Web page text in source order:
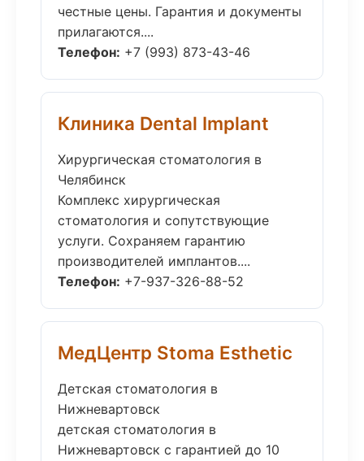
честные цены. Гарантия и документы
прилагаются....
Телефон: +7 (993) 873-43-46
Клиника Dental Implant
Хирургическая стоматология в
Челябинск
Комплекс хирургическая
стоматология и сопутствующие
услуги. Сохраняем гарантию
производителей имплантов....
Телефон: +7-937-326-88-52
МедЦентр Stoma Esthetic
Детская стоматология в
Нижневартовск
детская стоматология в
Нижневартовск с гарантией до 10